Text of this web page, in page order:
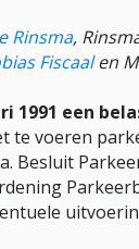
Rinsma,
Fiscaalen
1991 een
te voeren
Besluit